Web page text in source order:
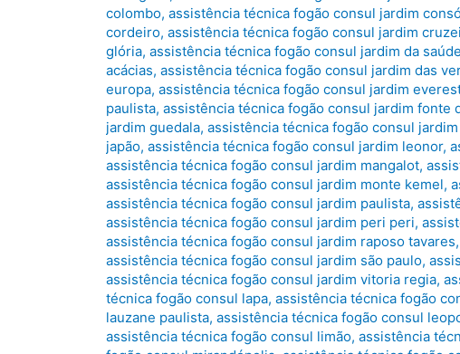
colombo, assistência técnica fogão consul jardim
cordeiro, assistência técnica fogão consul jardim
glória, assistência técnica fogão consul jardim da saúde
acácias, assistência técnica fogão consul jardim das
europa, assistência técnica fogão consul jardim
paulista, assistência técnica fogão consul jardim fonte
jardim guedala, assistência técnica fogão consul
japão, assistência técnica fogão consul jardim leonor,
assistência técnica fogão consul jardim mangalot,
assistência técnica fogão consul jardim monte kemel,
assistência técnica fogão consul jardim paulista,
assistência técnica fogão consul jardim peri peri,
assistência técnica fogão consul jardim raposo tavares,
assistência técnica fogão consul jardim são paulo,
assistência técnica fogão consul jardim vitoria regia,
técnica fogão consul lapa, assistência técnica fogão
lauzane paulista, assistência técnica fogão consul
assistência técnica fogão consul limão, assistência